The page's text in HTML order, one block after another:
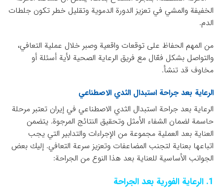
الخفيفة والمشي في تعزيز الدورة الدموية وتقليل خطر تكون جلطات
الدم.
من المهم الحفاظ على توقعات واقعية وصبر خلال عملية التعافي،
والتواصل بشكل فعّال مع فريق الرعاية الصحية لأية أسئلة أو
مخاوف قد تنشأ.
الرعاية بعد جراحة استبدال الثدي الاصطناعي
الرعاية بعد جراحة استبدال الثدي الاصطناعي في إيران تعتبر مرحلة
حاسمة لضمان الشفاء الأمثل وتحقيق النتائج المرجوة. يتضمن
العناية بعد العملية مجموعة من الإجراءات والتدابير التي يجب
اتباعها بعناية لتجنب المضاعفات وتعزيز سرعة التعافي. إليك بعض
الجوانب الأساسية للعناية بعد هذا النوع من الجراحة:
1. الرعاية الفورية بعد الجراحة